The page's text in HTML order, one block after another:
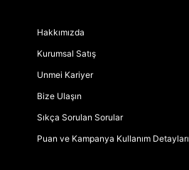
Hakkımızda
Kurumsal Satış
Unmei Kariyer
Bize Ulaşın
Sıkça Sorulan Sorular
Puan ve Kampanya Kullanım Detayları